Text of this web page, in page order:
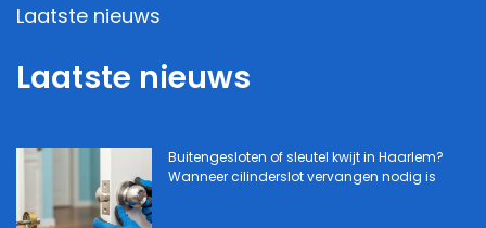
Laatste nieuws
Laatste nieuws
Buitengesloten of sleutel kwijt in Haarlem?
Wanneer cilinderslot vervangen nodig is